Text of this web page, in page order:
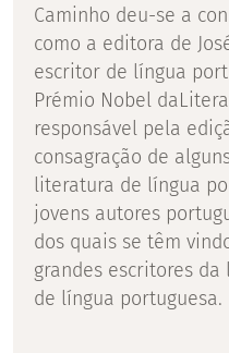
Caminho deu-se a
como a editora de
escritor de língua
Prémio Nobel
responsável pela
consagração de
literatura de língua
jovens autores
dos quais se têm
grandes escritores
de língua portuguesa.